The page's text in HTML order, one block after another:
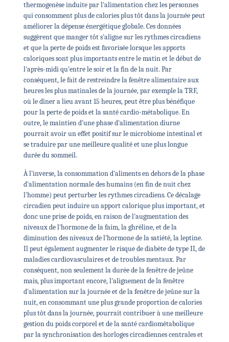
thermogenèse induite par l'alimentation chez les personnes
qui consomment plus de calories plus tôt dans la journée peut
améliorer la dépense énergétique globale. Ces données
suggèrent que manger tôt s'aligne sur les rythmes circadiens
et que la perte de poids est favorisée lorsque les apports
caloriques sont plus importants entre le matin et le début de
l'après-midi qu'entre le soir et la fin de la nuit. Par
conséquent, le fait de restreindre la fenêtre alimentaire aux
heures les plus matinales de la journée, par exemple la TRF,
où le dîner a lieu avant 15 heures, peut être plus bénéfique
pour la perte de poids et la santé cardio-métabolique. En
outre, le maintien d'une phase d'alimentation diurne
pourrait avoir un effet positif sur le microbiome intestinal et
se traduire par une meilleure qualité et une plus longue
durée du sommeil.
À l'inverse, la consommation d'aliments en dehors de la phase
d'alimentation normale des humains (en fin de nuit chez
l'homme) peut perturber les rythmes circadiens. Ce décalage
circadien peut induire un apport calorique plus important, et
donc une prise de poids, en raison de l'augmentation des
niveaux de l'hormone de la faim, la ghréline, et de la
diminution des niveaux de l'hormone de la satiété, la leptine.
Il peut également augmenter le risque de diabète de type II, de
maladies cardiovasculaires et de troubles mentaux. Par
conséquent, non seulement la durée de la fenêtre de jeûne
mais, plus important encore, l'alignement de la fenêtre
d'alimentation sur la journée et de la fenêtre de jeûne sur la
nuit, en consommant une plus grande proportion de calories
plus tôt dans la journée, pourrait contribuer à une meilleure
gestion du poids corporel et de la santé cardiométabolique
par la synchronisation des horloges circadiennes centrales et